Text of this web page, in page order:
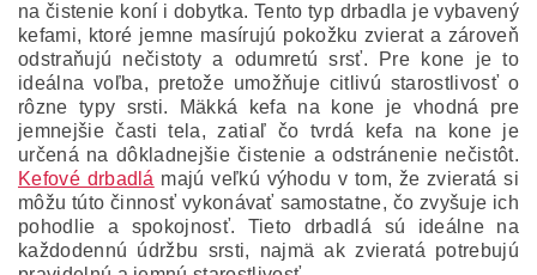
na čistenie koní i dobytka. Tento typ drbadla je vybavený
kefami, ktoré jemne masírujú pokožku zvierat a zároveň
odstraňujú nečistoty a odumretú srsť. Pre kone je to
ideálna voľba, pretože umožňuje citlivú starostlivosť o
rôzne typy srsti. Mäkká kefa na kone je vhodná pre
jemnejšie časti tela, zatiaľ čo tvrdá kefa na kone je
určená na dôkladnejšie čistenie a odstránenie nečistôt.
Kefové drbadlá majú veľkú výhodu v tom, že zvieratá si
môžu túto činnosť vykonávať samostatne, čo zvyšuje ich
pohodlie a spokojnosť. Tieto drbadlá sú ideálne na
každodennú údržbu srsti, najmä ak zvieratá potrebujú